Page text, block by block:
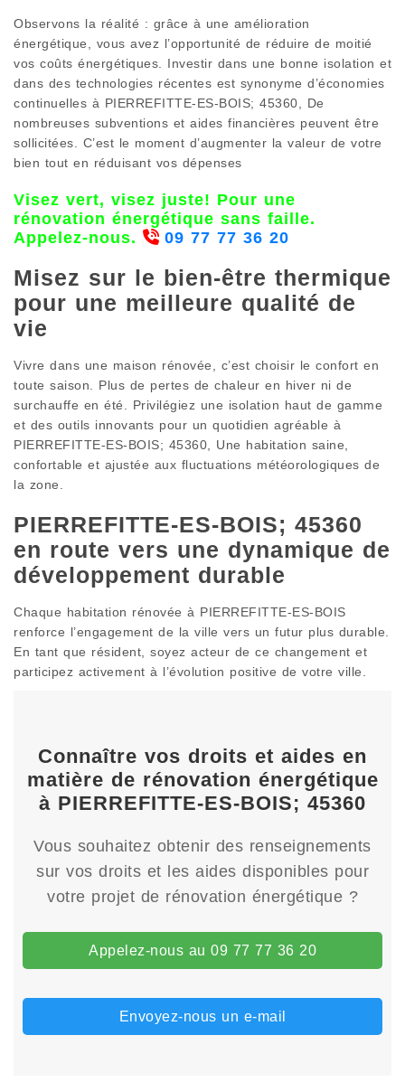
Observons la réalité : grâce à une amélioration
énergétique, vous avez l’opportunité de réduire de moitié
vos coûts énergétiques. Investir dans une bonne isolation et
dans des technologies récentes est synonyme d’économies
continuelles à PIERREFITTE-ES-BOIS; 45360, De
nombreuses subventions et aides financières peuvent être
sollicitées. C’est le moment d’augmenter la valeur de votre
bien tout en réduisant vos dépenses
Visez vert, visez juste! Pour une
rénovation énergétique sans faille.
Appelez-nous.
09 77 77 36 20
Misez sur le bien-être thermique
pour une meilleure qualité de
vie
Vivre dans une maison rénovée, c’est choisir le confort en
toute saison. Plus de pertes de chaleur en hiver ni de
surchauffe en été. Privilégiez une isolation haut de gamme
et des outils innovants pour un quotidien agréable à
PIERREFITTE-ES-BOIS; 45360, Une habitation saine,
confortable et ajustée aux fluctuations météorologiques de
la zone.
PIERREFITTE-ES-BOIS; 45360
en route vers une dynamique de
développement durable
Chaque habitation rénovée à PIERREFITTE-ES-BOIS
renforce l’engagement de la ville vers un futur plus durable.
En tant que résident, soyez acteur de ce changement et
participez activement à l’évolution positive de votre ville.
Connaître vos droits et aides en
matière de rénovation énergétique
à PIERREFITTE-ES-BOIS; 45360
Vous souhaitez obtenir des renseignements
sur vos droits et les aides disponibles pour
votre projet de rénovation énergétique ?
Appelez-nous au 09 77 77 36 20
Envoyez-nous un e-mail